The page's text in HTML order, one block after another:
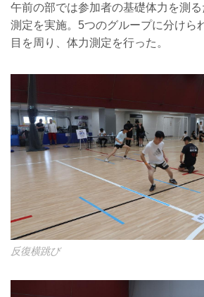
午前の部では参加者の基礎体力を測
測定を実施。5つのグループに分けら
目を周り、体力測定を行った。
反復横跳び